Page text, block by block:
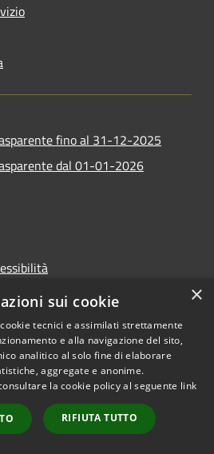
fino al 31-12-2025
dal 01-01-2026
Copyright © 2026 • Comune di
Lapio • Powered by
Municipium•Accesso
redazione
×
sui cookie
tecnici e assimilati strettamente
e alla navigazione del sito,
analitico al solo fine di elaborare
aggregate e anonime.
la cookie policy al seguente link
RIFIUTA TUTTO